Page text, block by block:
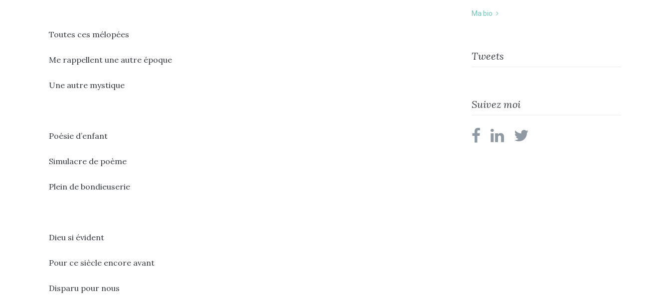
Toutes ces mélopées
Me rappellent une autre époque
Une autre mystique
Poésie d’enfant
Simulacre de poème
Plein de bondieuserie
Dieu si évident
Pour ce siècle encore avant
Disparu pour nous
Ma bio
Tweets
Suivez moi
facebooklinkedin